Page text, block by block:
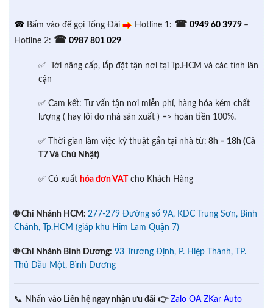
☎ Bấm vào để gọi Tổng Đài Hotline 1: ☎ 0949 60 3979 –
Hotline 2: ☎ 0987 801 029
✅ Tới nâng cấp, lắp đặt tận nơi tại Tp.HCM và các tỉnh lân
cận
✅ Cam kết: Tư vấn tận nơi miễn phí, hàng hóa kém chất
lượng ( hay lỗi do nhà sản xuất ) => hoàn tiền 100%.
✅ Thời gian làm việc kỹ thuật gắn tại nhà từ: 8h – 18h (Cả
T7 Và Chủ Nhật)
✅ Có xuất hóa đơn VAT cho Khách Hàng
🌐 Chi Nhánh HCM: 277-279 Đường số 9A, KDC Trung Sơn, Bình
Chánh, Tp.HCM (giáp khu Him Lam Quận 7)
🌐 Chi Nhánh Bình Dương: 93 Trương Định, P. Hiệp Thành, TP.
Thủ Dầu Một, Bình Dương
📞 Nhấn vào Liên hệ ngay nhận ưu đãi 👉 Zalo OA ZKar Auto